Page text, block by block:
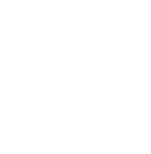
вес до 8 тн